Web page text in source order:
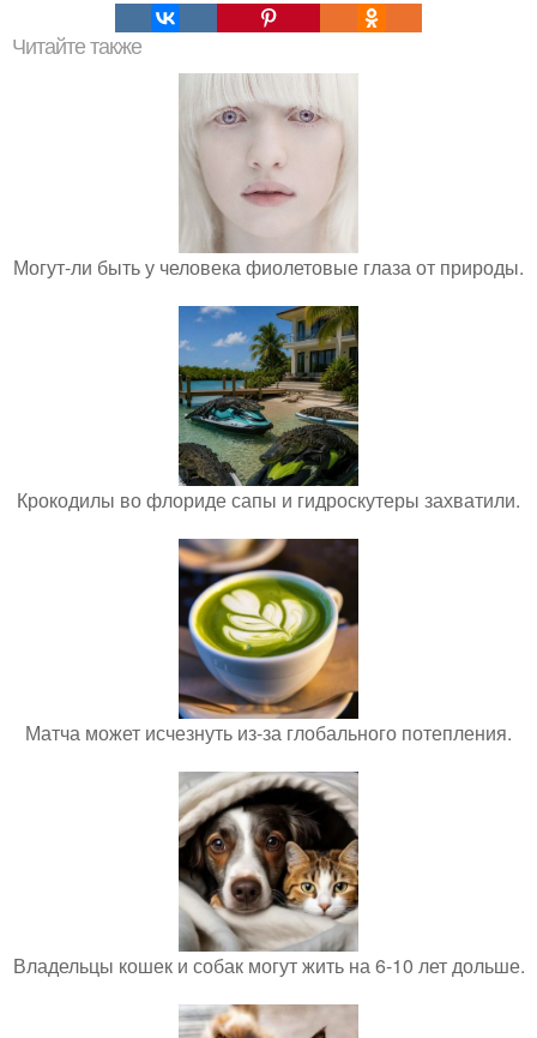
Читайте также
Могут-ли быть у человека фиолетовые глаза от природы.
Крокодилы во флориде сапы и гидроскутеры захватили.
Матча может исчезнуть из-за глобального потепления.
Владельцы кошек и собак могут жить на 6-10 лет дольше.